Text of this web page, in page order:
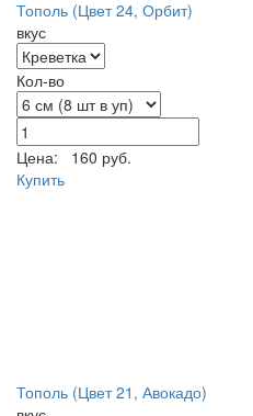
Тополь (Цвет 24, Орбит)
вкус
Кол-во
Цена:
160 руб.
Купить
Тополь (Цвет 21, Авокадо)